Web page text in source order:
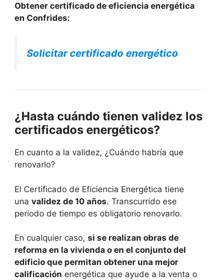
Obtener certificado de eficiencia energética
en Confrides:
Solicitar certificado energético
¿Hasta cuándo tienen validez los
certificados energéticos?
En cuanto a la validez, ¿Cuándo habría que
renovarlo?
El Certificado de Eficiencia Energética tiene
una validez de 10 años. Transcurrido ese
periodo de tiempo es obligatorio renovarlo.
En cualquier caso, si se realizan obras de
reforma en la vivienda o en el conjunto del
edificio que permitan obtener una mejor
calificación energética que ayude a la venta o